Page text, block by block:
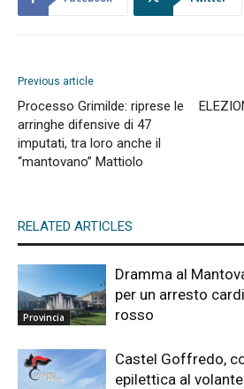
Previous article
Processo Grimilde: riprese le
arringhe difensive di 47
imputati, tra loro anche il
“mantovano” Mattiolo
RELATED ARTICLES
Provincia
Dramma al
per un arresto
rosso
Castel Goffredo,
epilettica al